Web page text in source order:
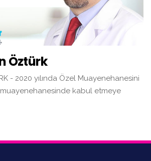
Öztürk
- 2020 yılında Özel Muayenehanesini
muayenehanesinde kabul etmeye